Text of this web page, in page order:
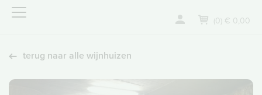
(0) € 0,00
terug naar alle wijnhuizen